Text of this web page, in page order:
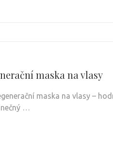
maska na vlasy
maska na vlasy –
…